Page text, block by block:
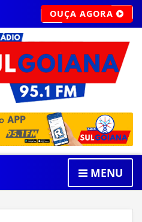
OUÇA AGORA
MENU